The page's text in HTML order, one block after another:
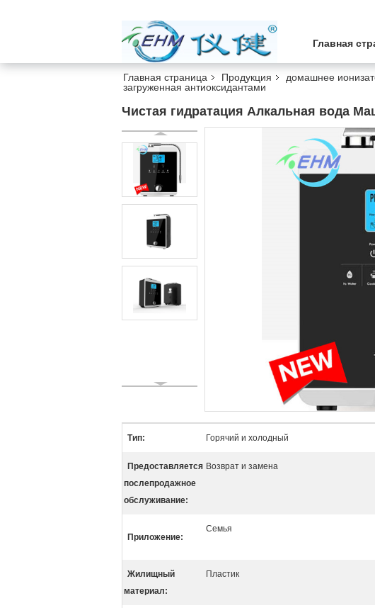
Главная
Главная страница Продукция домашнее
загруженная антиоксидантами
Чистая гидратация Алкальная вода
Тип: Горячий и холодный
Предоставляется
послепродажное
обслуживание:
Возврат и замена
Приложение:
Семья
Жилищный
материал:
Пластик